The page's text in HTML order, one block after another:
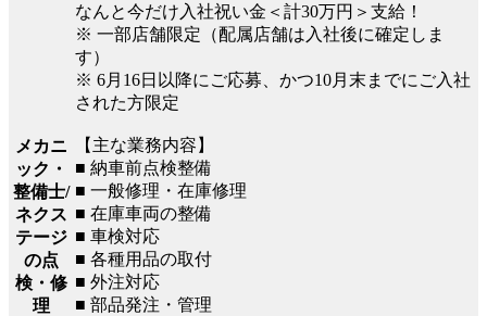
メカニ
ック・
整備士/
ネクス
テージ
の点
検・修
理
なんと今だけ入社祝い金＜計30万円＞支給！
※ 一部店舗限定（配属店舗は入社後に確定しま
す）
※ 6月16日以降にご応募、かつ10月末までにご入社
された方限定
【主な業務内容】
■ 納車前点検整備
■ 一般修理・在庫修理
■ 在庫車両の整備
■ 車検対応
■ 各種用品の取付
■ 外注対応
■ 部品発注・管理